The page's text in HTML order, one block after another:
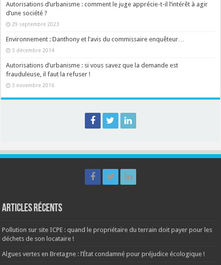
Autorisations d’urbanisme : comment le juge apprécie-t-il l’intérêt à agir
d’une société ?
29 septembre 2023
Environnement : Danthony et l’avis du commissaire enquêteur…
3 décembre 2014
Autorisations d’urbanisme : si vous savez que la demande est
frauduleuse, il faut la refuser !
3 novembre 2016
Articles récents
Pollution sur site ICPE : quand le propriétaire du terrain doit payer pour les
déchets de son locataire !
Algues vertes en Bretagne : l’État condamné pour préjudice écologique !